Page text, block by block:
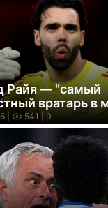
Райя — "самый
вратарь в
| 541 | 0